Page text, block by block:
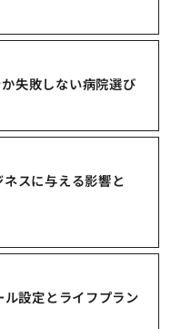
失敗しない病院選び
スに与える影響と
設定とライフプラン